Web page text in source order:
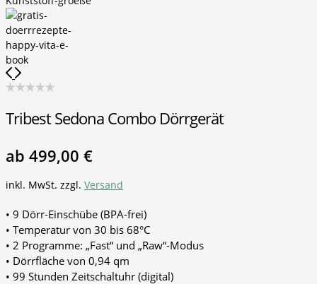
Tribest Sedona Combo Dörrgerät
ab 499,00 €
inkl. MwSt. zzgl. Versand
• 9 Dörr-Einschübe (BPA-frei)
• Temperatur von 30 bis 68°C
• 2 Programme: „Fast“ und „Raw“-Modus
• Dörrfläche von 0,94 qm
• 99 Stunden Zeitschaltuhr (digital)